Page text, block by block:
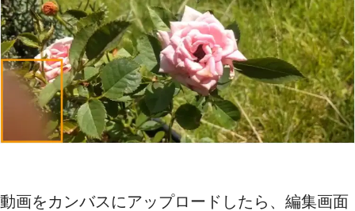
動画をカンバスにアップロードしたら、編集画面